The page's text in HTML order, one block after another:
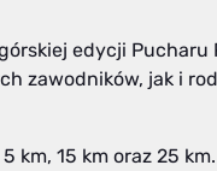
edycji Pucharu
zawodników, jak i
km, 15 km oraz 25